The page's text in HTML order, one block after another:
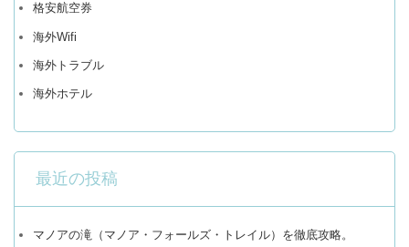
格安航空券
海外Wifi
海外トラブル
海外ホテル
最近の投稿
マノアの滝（マノア・フォールズ・トレイル）を徹底攻略。